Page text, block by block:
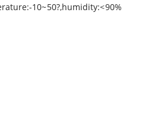
10~50?,humidity:<90%